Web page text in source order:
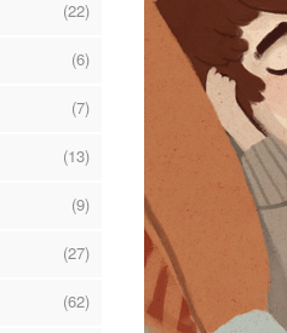
(22)
(6)
(7)
(13)
(9)
(27)
(62)